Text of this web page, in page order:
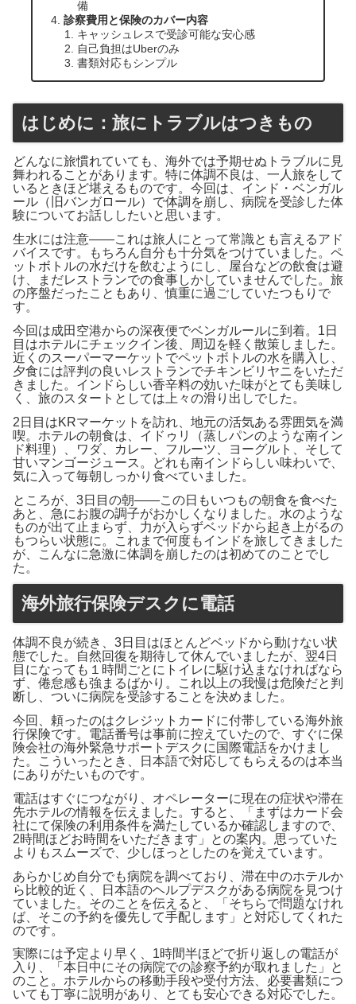
備
診察費用と保険のカバー内容
キャッシュレスで受診可能な安心感
自己負担はUberのみ
書類対応もシンプル
はじめに：旅にトラブルはつきもの
どんなに旅慣れていても、海外では予期せぬトラブルに見
舞われることがあります。特に体調不良は、一人旅をして
いるときほど堪えるものです。今回は、インド・ベンガル
ール（旧バンガロール）で体調を崩し、病院を受診した体
験についてお話ししたいと思います。
生水には注意――これは旅人にとって常識とも言えるアド
バイスです。もちろん自分も十分気をつけていました。ペ
ットボトルの水だけを飲むようにし、屋台などの飲食は避
け、まだレストランでの食事しかしていませんでした。旅
の序盤だったこともあり、慎重に過ごしていたつもりで
す。
今回は成田空港からの深夜便でベンガルールに到着。1日
目はホテルにチェックイン後、周辺を軽く散策しました。
近くのスーパーマーケットでペットボトルの水を購入し、
夕食には評判の良いレストランでチキンビリヤニをいただ
きました。インドらしい香辛料の効いた味がとても美味し
く、旅のスタートとしては上々の滑り出しでした。
2日目はKRマーケットを訪れ、地元の活気ある雰囲気を満
喫。ホテルの朝食は、イドゥリ（蒸しパンのような南イン
ド料理）、ワダ、カレー、フルーツ、ヨーグルト、そして
甘いマンゴージュース。どれも南インドらしい味わいで、
気に入って毎朝しっかり食べていました。
ところが、3日目の朝――この日もいつもの朝食を食べた
あと、急にお腹の調子がおかしくなりました。水のような
ものが出て止まらず、力が入らずベッドから起き上がるの
もつらい状態に。これまで何度もインドを旅してきました
が、こんなに急激に体調を崩したのは初めてのことでし
た。
海外旅行保険デスクに電話
体調不良が続き、3日目はほとんどベッドから動けない状
態でした。自然回復を期待して休んでいましたが、翌4日
目になっても１時間ごとにトイレに駆け込まなければなら
ず、倦怠感も強まるばかり。これ以上の我慢は危険だと判
断し、ついに病院を受診することを決めました。
今回、頼ったのはクレジットカードに付帯している海外旅
行保険です。電話番号は事前に控えていたので、すぐに保
険会社の海外緊急サポートデスクに国際電話をかけまし
た。こういったとき、日本語で対応してもらえるのは本当
にありがたいものです。
電話はすぐにつながり、オペレーターに現在の症状や滞在
先ホテルの情報を伝えました。すると、「まずはカード会
社にて保険の利用条件を満たしているか確認しますので、
2時間ほどお時間をいただきます」との案内。思っていた
よりもスムーズで、少しほっとしたのを覚えています。
あらかじめ自分でも病院を調べており、滞在中のホテルか
ら比較的近く、日本語のヘルプデスクがある病院を見つけ
ていました。そのことを伝えると、「そちらで問題なけれ
ば、そこの予約を優先して手配します」と対応してくれた
のです。
実際には予定より早く、1時間半ほどで折り返しの電話が
入り、「本日中にその病院での診察予約が取れました」と
のこと。ホテルからの移動手段や受付方法、必要書類につ
いても丁寧に説明があり、とても安心できる対応でした。